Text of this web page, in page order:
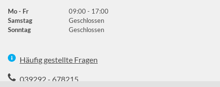
Mo - Fr
09:00 - 17:00
Samstag
Geschlossen
Sonntag
Geschlossen
Häufig gestellte Fragen
039292 - 678215